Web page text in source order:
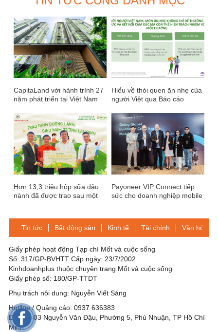
CapitaLand với hành trình 27
năm phát triển tại Việt Nam
Hiểu về thói quen ăn nhẹ của
người Việt qua Báo cáo
2024
Hơn 13,3 triệu hộp sữa đậu
nành đã được trao sau một
Payoneer VIP Connect tiếp
sức cho doanh nghiệp mobile
Tin tức Bất động sản Kinh tế Tài chính Văn hóa-
Giấy phép hoạt động Tạp chí Mốt và cuộc sống
Số: 317/GP-BVHTT Cấp ngày: 23/7/2002
Kinhdoanhplus thuộc chuyên trang Mốt và cuộc sống
Giấy phép số: 180/GP-TTDT
Phụ trách nội dung: Nguyễn Viết Sáng
Hotline / Quảng cáo: 0937 636383
Địa chỉ: 03 Nguyễn Văn Đậu, Phường 5, Phú Nhuận, TP Hồ Chí
Minh